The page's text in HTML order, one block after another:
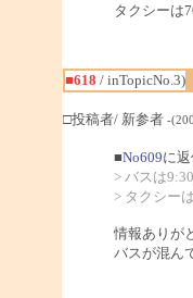
タクシーは
■618 / inTopicNo.3)
□投稿者/ 新参者 -
■No609に
> バスは
> タクシー
情報ありが
バスが混ん